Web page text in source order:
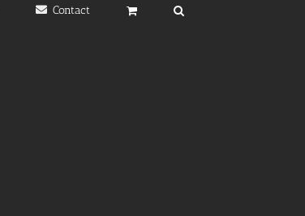
Contact